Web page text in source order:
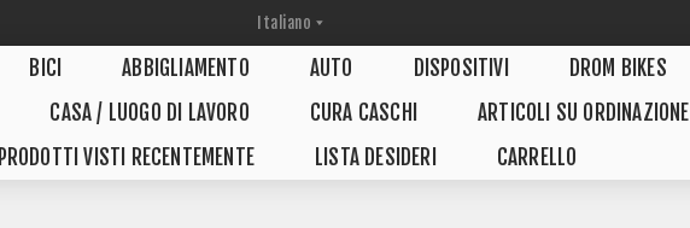
BICI ABBIGLIAMENTO AUTO DISPOSITIVI
DROM BIKES
CASA / LUOGO DI LAVORO CURA CASCHI
ARTICOLI SU ORDINAZIONE
PRODOTTI VISTI RECENTEMENTE
LISTA DESIDERI CARRELLO